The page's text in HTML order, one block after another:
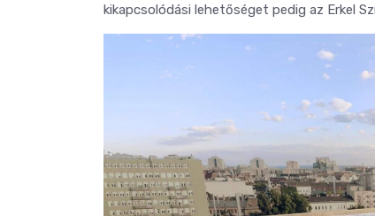
kikapcsolódási lehetőséget pedig az Erkel